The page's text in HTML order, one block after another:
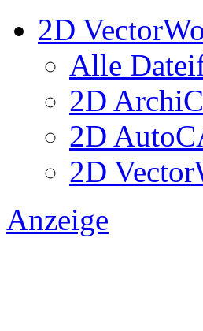
2D
Alle
2D
2D
2D
Anzeige